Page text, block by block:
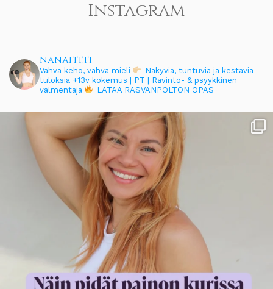
Instagram
nanafit.fi
Vahva keho, vahva mieli
Näkyviä, tuntuvia ja kestäviä
tuloksia +13v kokemus | PT | Ravinto- & psyykkinen
valmentaja
LATAA RASVANPOLTON OPAS